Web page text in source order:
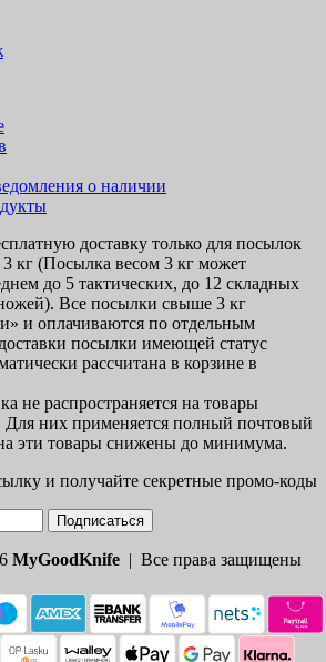
о наличии
доставку только для посылок
3 кг (Посылка весом 3 кг может
до 5 тактических, до 12 складных
Все посылки свыше 3 кг
и оплачиваются по отдельным
посылки имеющей статус
рассчитана в корзине в
не распространяется на товары
Для них применяется полный почтовый
эти товары снижены до минимума.
и получайте секретные промо-коды
Подписаться
MyGoodKnife | Все права защищены